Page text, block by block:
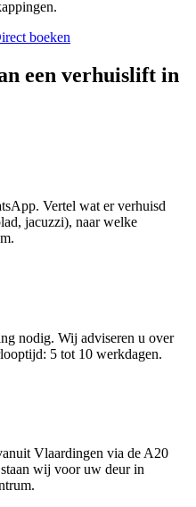
boeken
een verhuislift in
Vertel wat er verhuisd
jacuzzi), naar welke
nodig. Wij adviseren u over
5 tot 10 werkdagen.
Vlaardingen via de A20
wij voor uw deur in